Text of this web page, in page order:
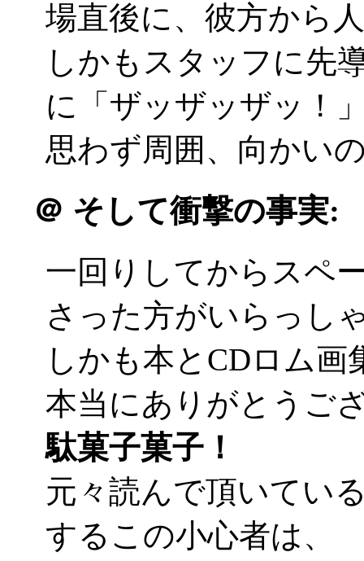
場直後に、彼方から
しかもスタッフに先
に「ザッザッザッ！
思わず周囲、向かい
＠ そして衝撃の事実:
一回りしてからスペ
さった方がいらっし
しかも本とCDロム
本当にありがとうご
駄菓子菓子！
元々読んで頂いてい
するこの小心者は、